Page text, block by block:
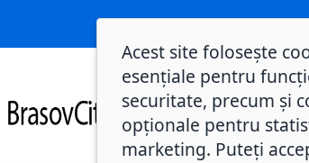
Acest site folosește
esențiale pentru
securitate, precum și
opționale pentru
marketing. Puteți